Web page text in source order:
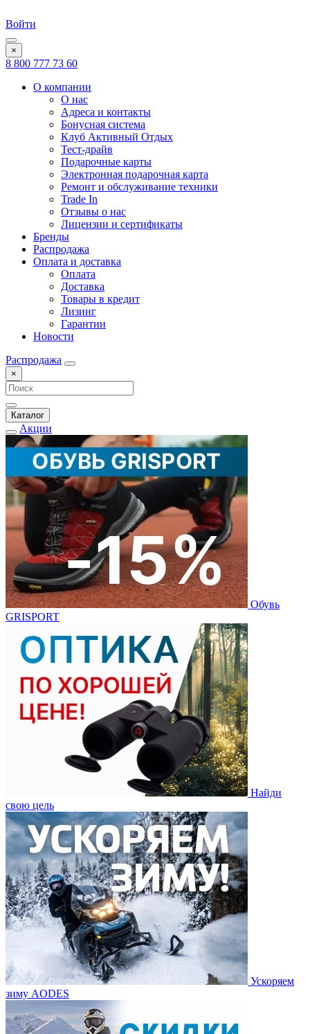
Войти
×
8 800 777 73 60
О компании
О нас
Адреса и контакты
Бонусная система
Клуб Активный Отдых
Тест-драйв
Подарочные карты
Электронная подарочная карта
Ремонт и обслуживание техники
Trade In
Отзывы о нас
Лицензии и сертификаты
Бренды
Распродажа
Оплата и доставка
Оплата
Доставка
Товары в кредит
Лизинг
Гарантии
Новости
Распродажа
×
Каталог
Акции
Обувь
GRISPORT
Найди
свою цель
Ускоряем
зиму AODES